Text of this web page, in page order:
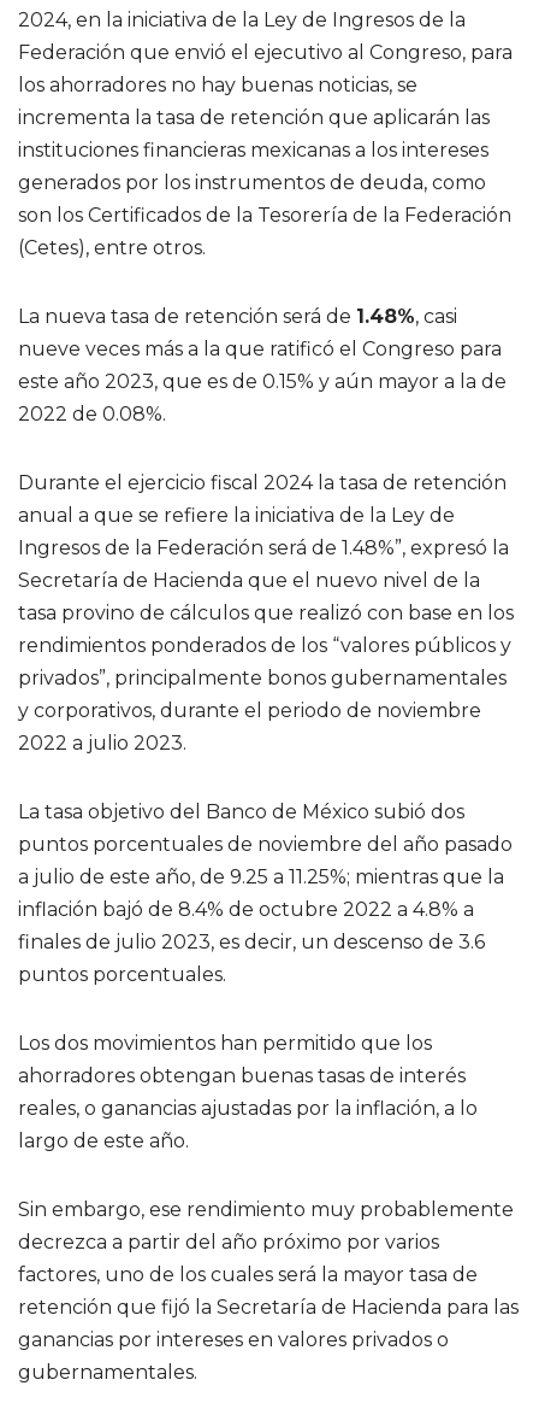
2024, en la iniciativa de la Ley de Ingresos de la
Federación que envió el ejecutivo al Congreso, para
los ahorradores no hay buenas noticias, se
incrementa la tasa de retención que aplicarán las
instituciones financieras mexicanas a los intereses
generados por los instrumentos de deuda, como
son los Certificados de la Tesorería de la Federación
(Cetes), entre otros.
La nueva tasa de retención será de 1.48%, casi
nueve veces más a la que ratificó el Congreso para
este año 2023, que es de 0.15% y aún mayor a la de
2022 de 0.08%.
Durante el ejercicio fiscal 2024 la tasa de retención
anual a que se refiere la iniciativa de la Ley de
Ingresos de la Federación será de 1.48%”, expresó la
Secretaría de Hacienda que el nuevo nivel de la
tasa provino de cálculos que realizó con base en los
rendimientos ponderados de los “valores públicos y
privados”, principalmente bonos gubernamentales
y corporativos, durante el periodo de noviembre
2022 a julio 2023.
La tasa objetivo del Banco de México subió dos
puntos porcentuales de noviembre del año pasado
a julio de este año, de 9.25 a 11.25%; mientras que la
inflación bajó de 8.4% de octubre 2022 a 4.8% a
finales de julio 2023, es decir, un descenso de 3.6
puntos porcentuales.
Los dos movimientos han permitido que los
ahorradores obtengan buenas tasas de interés
reales, o ganancias ajustadas por la inflación, a lo
largo de este año.
Sin embargo, ese rendimiento muy probablemente
decrezca a partir del año próximo por varios
factores, uno de los cuales será la mayor tasa de
retención que fijó la Secretaría de Hacienda para las
ganancias por intereses en valores privados o
gubernamentales.